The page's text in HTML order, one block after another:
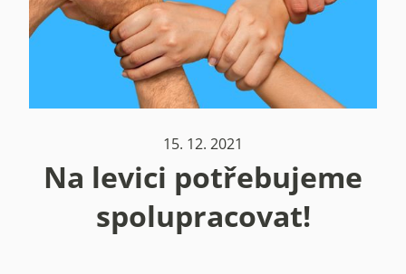
15. 12. 2021
Na levici potřebujeme
spolupracovat!